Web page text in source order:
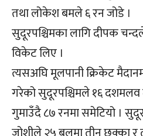
तथा लोकेश बमले ६ रन जोडे ।
सुदूरपश्चिमका लागि दीपक
विकेट लिए ।
त्यसअघि मूलपानी क्रिकेट
गरेको सुदूरपश्चिमले १६
गुमाउँदै ८७ रनमा समेटियो ।